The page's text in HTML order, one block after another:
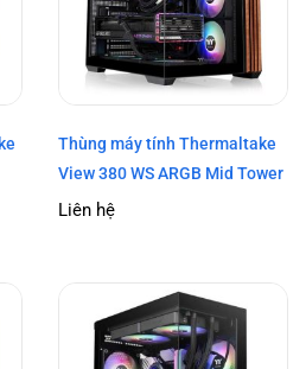
Thùng máy tính Thermaltake
View 380 WS ARGB Mid Tower
Liên hệ